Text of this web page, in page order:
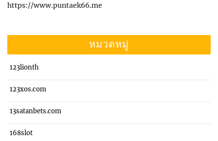
https://www.puntaek66.me
หมวดหมู่
123lionth
123xos.com
13satanbets.com
168slot